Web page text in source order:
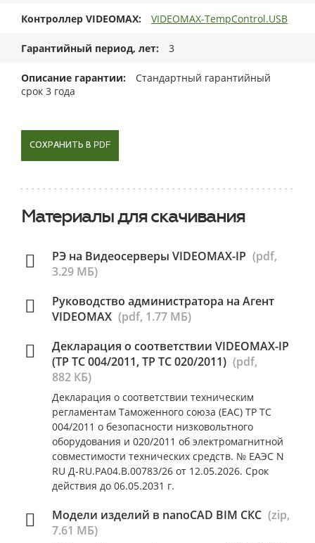
Контроллер VIDEOMAX VIDEOMAX-TempControl.USB
Гарантийный период, лет 3
Описание гарантии
Стандартный гарантийный
срок 3 года
СОХРАНИТЬ В PDF
Материалы для скачивания
РЭ на Видеосерверы VIDEOMAX-IP (pdf,
3.29 МБ)
Руководство администратора на Агент
VIDEOMAX (pdf, 1.77 МБ)
Декларация о соответствии VIDEOMAX-IP
(ТР ТС 004/2011, ТР ТС 020/2011) (pdf,
882 КБ)
Декларация о соответствии техническим
регламентам Таможенного союза (ЕАС) ТР ТС
004/2011 о безопасности низковольтного
оборудования и 020/2011 об электромагнитной
совместимости технических средств. № ЕАЭС N
RU Д-RU.РА04.В.00783/26 от 12.05.2026. Срок
действия до 06.05.2031 г.
Модели изделий в nanoCAD BIM СКС (zip,
7.61 МБ)